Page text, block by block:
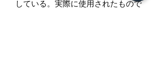
している。実際に使用されたもので